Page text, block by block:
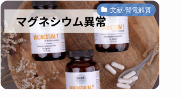
文献-腎電解質